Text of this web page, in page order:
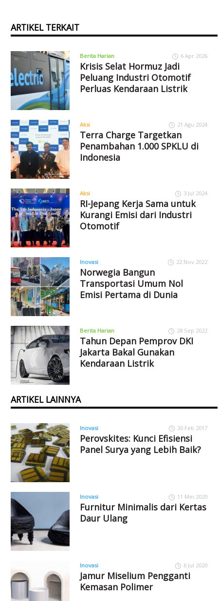
ARTIKEL TERKAIT
Berita Harian 6 Apr 2026
Krisis Selat Hormuz Jadi
Peluang Industri Otomotif
Perluas Kendaraan Listrik
Aksi 21 Agu 2024
Terra Charge Targetkan
Penambahan 1.000 SPKLU di
Indonesia
Aksi 3 Jul 2024
RI-Jepang Kerja Sama untuk
Kurangi Emisi dari Industri
Otomotif
Inovasi 22 Nov 2022
Norwegia Bangun
Transportasi Umum Nol
Emisi Pertama di Dunia
Berita Harian 28 Sep 2022
Tahun Depan Pemprov DKI
Jakarta Bakal Gunakan
Kendaraan Listrik
ARTIKEL LAINNYA
Inovasi 20 Feb 2017
Perovskites: Kunci Efisiensi
Panel Surya yang Lebih Baik?
Inovasi 11 Mei 2020
Furnitur Minimalis dari Kertas
Daur Ulang
Inovasi 6 Jul 2020
Jamur Miselium Pengganti
Kemasan Polimer